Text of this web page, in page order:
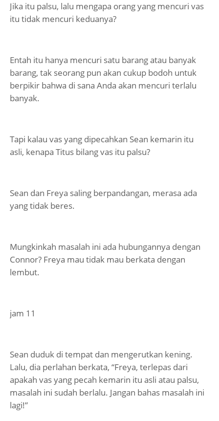
Jika itu palsu, lalu mengapa orang yang mencuri vas
itu tidak mencuri keduanya?
Entah itu hanya mencuri satu barang atau banyak
barang, tak seorang pun akan cukup bodoh untuk
berpikir bahwa di sana Anda akan mencuri terlalu
banyak.
Tapi kalau vas yang dipecahkan Sean kemarin itu
asli, kenapa Titus bilang vas itu palsu?
Sean dan Freya saling berpandangan, merasa ada
yang tidak beres.
Mungkinkah masalah ini ada hubungannya dengan
Connor? Freya mau tidak mau berkata dengan
lembut.
jam 11
Sean duduk di tempat dan mengerutkan kening.
Lalu, dia perlahan berkata, “Freya, terlepas dari
apakah vas yang pecah kemarin itu asli atau palsu,
masalah ini sudah berlalu. Jangan bahas masalah ini
lagi!”